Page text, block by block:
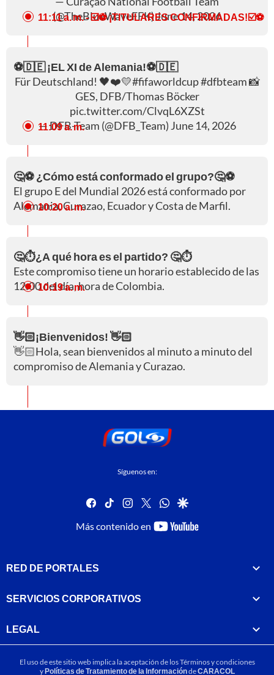
(@TheBlueWaveFFK)June 14, 2026
11:11 a. m.- ☑️⚽ ¡TITULARES CONFIRMADAS!☑️⚽
⚽🇩🇪 ¡EL XI de Alemania!⚽🇩🇪
Für Deutschland! 🖤❤️💛#fifaworldcup#dfbteam📸
GES, DFB/Thomas Böcker
pic.twitter.com/ClvqL6XZSt
— DFB-Team (@DFB_Team) June 14, 2026
11:09 a. m.
🤔⚽ ¿Cómo está conformado el grupo?🤔⚽
El grupo E del Mundial 2026 está conformado por
Alemania, Curazao, Ecuador y Costa de Marfil.
10:20 a. m.
🤔⏱️¿A qué hora es el partido? 🤔⏱️
Este compromiso tiene un horario establecido de las
12:00 del día, hora de Colombia.
10:19 a. m.
👋🏻¡Bienvenidos! 👋🏻
👋🏻Hola, sean bienvenidos al minuto a minuto del
compromiso de Alemania y Curazao.
Síguenos en:
facebook
tiktok instagram
twitterwhatsapp
google
Más contenido en
youtube-
RED DE PORTALES
SERVICIOS CORPORATIVOS
LEGAL
El uso de este sitio web implica la aceptación de losTérminos y condiciones
yPolíticas de Tratamiento de la InformacióndeCARACOL